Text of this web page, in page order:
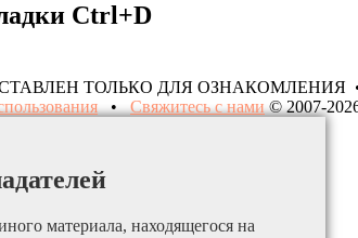
Ctrl+D
ТОЛЬКО ДЛЯ ОЗНАКОМЛЕНИЯ
•Свяжитесь с нами© 2007-
материала, находящегося на